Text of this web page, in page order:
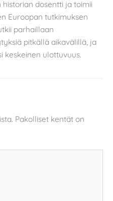
dosentti ja toimii
Euroopan tutkimuksen
parhaillaan
pitkällä aikavälillä, ja
keskeinen ulottuvuus.
Pakolliset kentät on